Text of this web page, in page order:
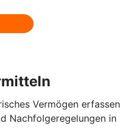
Vermögen erfassen
Nachfolgeregelungen in